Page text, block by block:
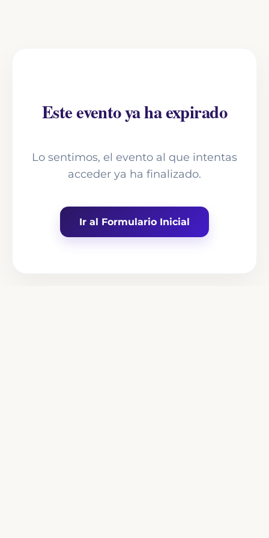
Este evento ya ha expirado
Lo sentimos, el evento al que intentas
acceder ya ha finalizado.
Ir al Formulario Inicial